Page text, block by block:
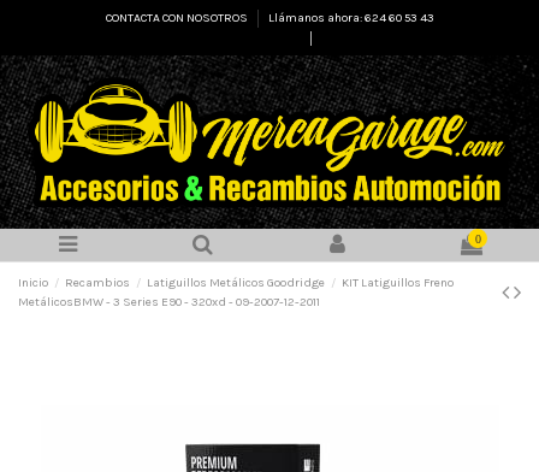
CONTACTA CON NOSOTROS
Llámanos ahora: 624 60 53 43
0
Inicio Recambios Latiguillos Metálicos Goodridge
KIT Latiguillos Freno
MetálicosBMW - 3 Series E90 - 320xd - 09-2007-12-2011